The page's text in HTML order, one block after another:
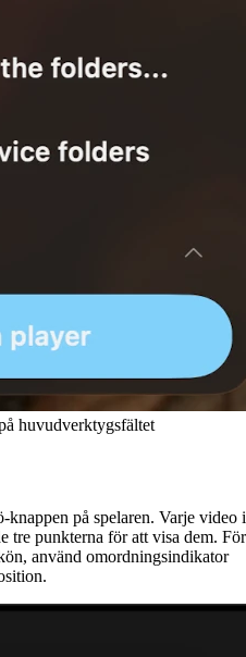
huvudverktygsfältet
på spelaren. Varje video i
punkterna för att visa dem. För
använd omordningsindikator